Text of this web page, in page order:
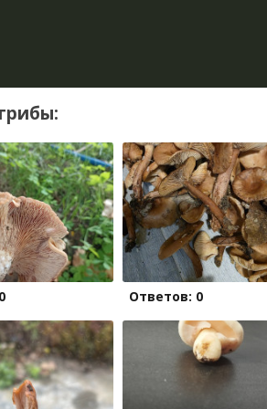
Ответов: 0